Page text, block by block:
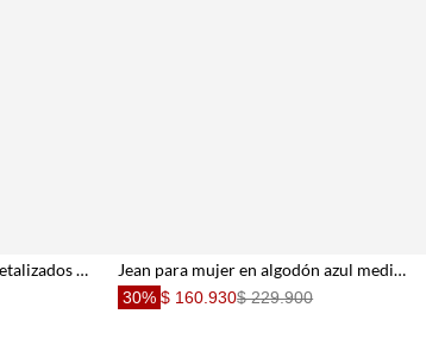
Jean wide leg con puntos metalizados en denim para mujer Jean para mujer en algodón azul medio fit horseshoe con bolsillos de parche
30% $ 160.930$ 229.900